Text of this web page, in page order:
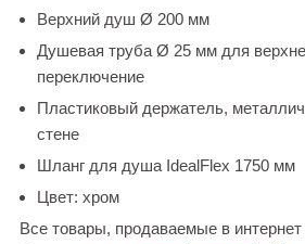
Верхний душ Ø 200 мм
Душевая труба Ø 25 мм для
переключение
Пластиковый держатель,
стене
Шланг для душа IdealFlex 1750 мм
Цвет: хром
Все товары, продаваемые в интернет